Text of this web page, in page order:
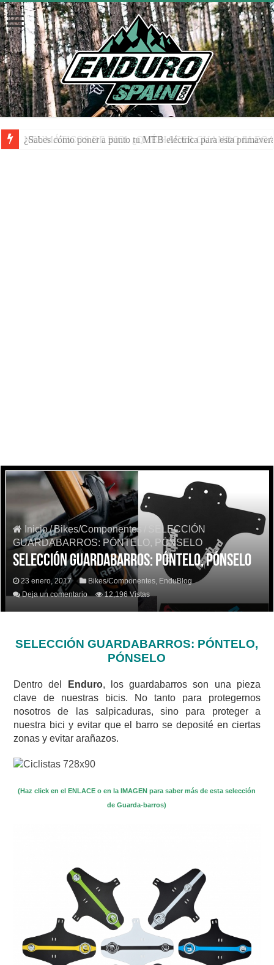
NEUMÁTICOS DE BICI: ¿QUÉ HACER CUANDO
Inicio/Bikes/Componentes
SELECCIÓN
GUARDABARROS: PÓNTELO, PÓNSELO
SELECCIÓN GUARDABARROS: PÓNTELO, PÓNSELO
23 enero, 2017 Bikes/Componentes, EnduBlog
Deja un comentario
12,196 Vistas
SELECCIÓN GUARDABARROS: PÓNTELO,
PÓNSELO
Dentro del Enduro, los guardabarros son una pieza
clave de nuestras bicis. No tanto para protegernos
nosotros de las salpicaduras, sino para proteger a
nuestra bici y evitar que el barro se deposité en ciertas
zonas y evitar arañazos.
(Haz click en el ENLACE o en la IMAGEN para saber más de esta selección
de Guarda-barros)